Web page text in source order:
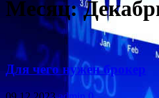
Месяц:
Для чего нужен брокер